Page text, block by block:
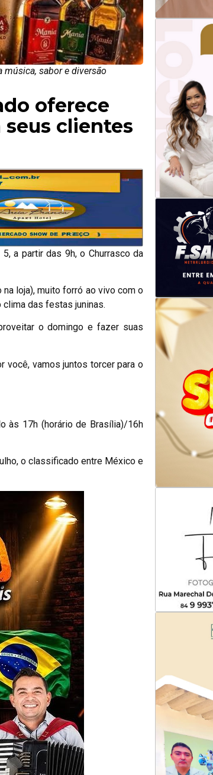
sabor e diversão
oferece
clientes
a partir das 9h, o Churrasco da
loja), muito forró ao vivo com o
clima das festas juninas.
o domingo e fazer suas
você, vamos juntos torcer para o
às 17h (horário de Brasília)/16h
o classificado entre México e